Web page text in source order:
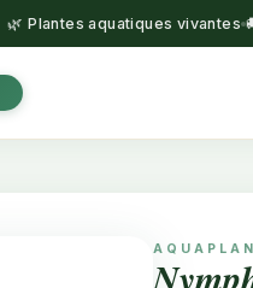
🌿 Plantes aquatiques vivantes